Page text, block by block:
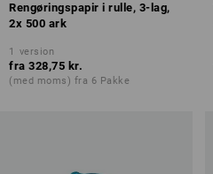
Rengøringspapir i rulle, 3-lag,
2x 500 ark
1 version
fra 328,75 kr.
(med moms) fra 6 Pakke